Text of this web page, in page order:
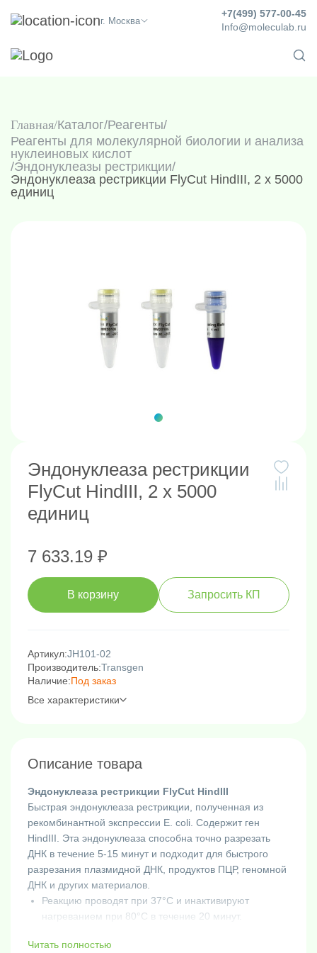
г. Москва
Info@moleculab.ru
+7(499) 577-00-45
Главная Каталог/Реагенты/
Реагенты для молекулярной биологии и анализа
нуклеиновых кислот
/Эндонуклеазы рестрикции/
Эндонуклеаза рестрикции FlyCut HindIII, 2 х 5000
единиц
Эндонуклеаза рестрикции
FlyCut HindIII, 2 х 5000
единиц
7 633.19 ₽
В корзину Запросить КП
Артикул:JH101-02
Производитель:Transgen
Наличие:Под заказ
Все характеристики
Описание товара
Эндонуклеаза рестрикции FlyCut HindIII
Быстрая эндонуклеаза рестрикции, полученная из
рекомбинантной экспрессии E. coli. Содержит ген
HindIII. Эта эндонуклеаза способна точно разрезать
ДНК в течение 5-15 минут и подходит для быстрого
разрезания плазмидной ДНК, продуктов ПЦР, геномной
ДНК и других материалов.
Реакцию проводят при 37°C и инактивируют
нагреванием при 80°C в течение 20 минут.
CpG, dam, dcm или млекопитающих.
Читать полностью